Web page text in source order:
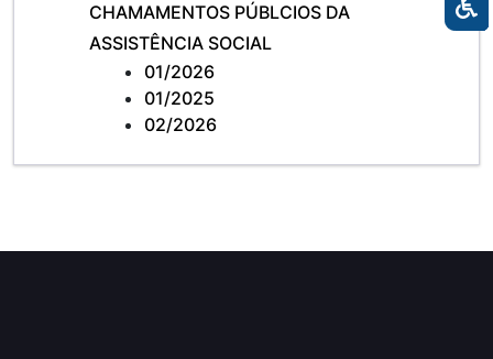
CHAMAMENTOS PÚBLCIOS DA
ASSISTÊNCIA SOCIAL
01/2026
01/2025
02/2026